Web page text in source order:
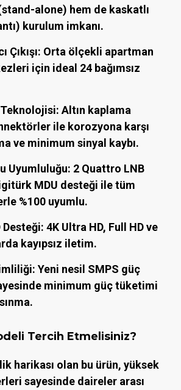
(stand-alone) hem de kaskatlı
kurulum imkanı.
Çıkışı: Orta ölçekli apartman
için ideal 24 bağımsız
Altın kaplama
ile korozyona karşı
ve minimum sinyal kaybı.
Uyumluluğu: 2 Quattro LNB
MDU desteği ile tüm
%100 uyumlu.
Desteği: 4K Ultra HD, Full HD ve
kayıpsız iletim.
Yeni nesil SMPS güç
minimum güç tüketimi
Tercih Etmelisiniz?
harikası olan bu ürün, yüksek
sayesinde daireler arası